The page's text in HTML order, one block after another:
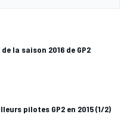
la saison 2016 de GP2
pilotes GP2 en 2015 (1/2)